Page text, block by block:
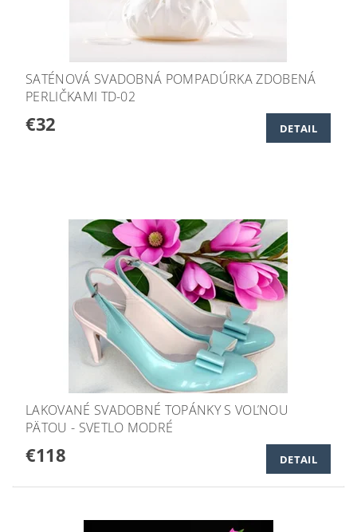
SATÉNOVÁ SVADOBNÁ POMPADÚRKA ZDOBENÁ
PERLIČKAMI TD-02
€32 DETAIL
LAKOVANÉ SVADOBNÉ TOPÁNKY S VOĽNOU
PÄTOU - SVETLO MODRÉ
€118 DETAIL